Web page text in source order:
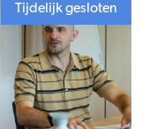
Tijdelijk gesloten